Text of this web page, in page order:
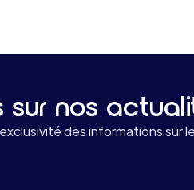
sur nos
des informations sur